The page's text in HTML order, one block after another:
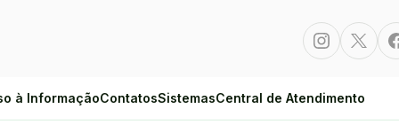
Instagram
à InformaçãoContatosSistemasCentral de Atendimento